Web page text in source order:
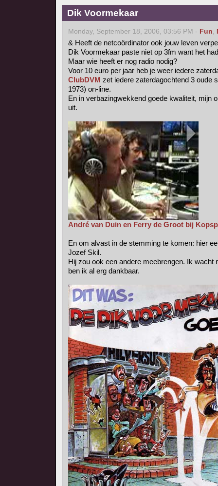
Dik Voormekaar
Monday, September 18, 2006, 03:56 PM - Fun,
& Heeft de netcoördinator ook jouw leven
Dik Voormekaar paste niet op 3fm want het
Maar wie heeft er nog radio nodig?
Voor 10 euro per jaar heb je weer iedere
ClubDVM zet iedere zaterdagochtend 3 oude
1973) on-line.
En in verbazingwekkend goede kwaliteit, mijn
uit.
André van Duin en Ferry de Groot bij
En om alvast in de stemming te komen: hier
Jozef Skil.
Hij zou ook een andere meebrengen. Ik wacht
ben ik al erg dankbaar.